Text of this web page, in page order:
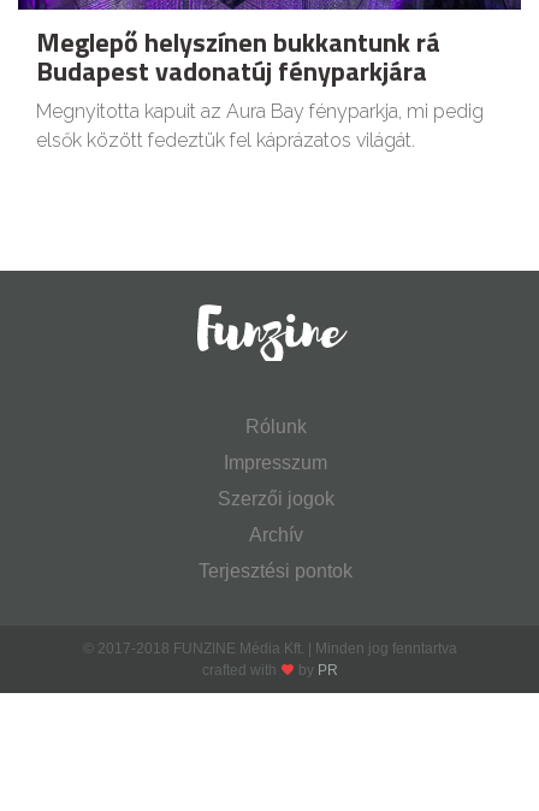
Meglepő helyszínen bukkantunk rá
Budapest vadonatúj fényparkjára
Megnyitotta kapuit az Aura Bay fényparkja, mi pedig
elsők között fedeztük fel káprázatos világát.
Rólunk
Impresszum
Szerzői jogok
Archív
Terjesztési pontok
© 2017-2018 FUNZINE Média Kft. | Minden jog fenntartva
crafted with
by PR